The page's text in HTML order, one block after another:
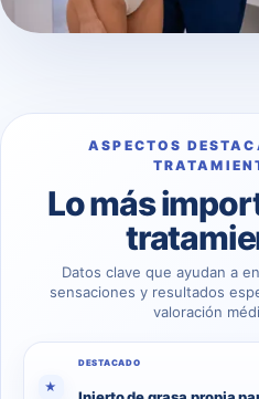
ASPECTOS
Lo más
Datos clave que ayudan a
sensaciones y resultados
valoración
★
DESTACADO